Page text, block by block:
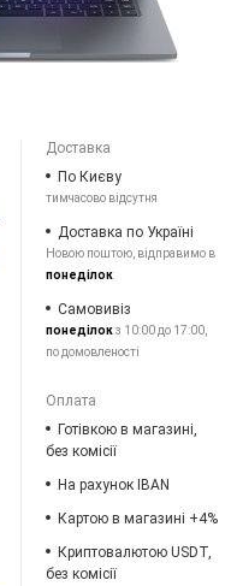
Доставка
По Києву
тимчасово відсутня
Доставка по Україні
Новою поштою, відправимо в
понеділок
Самовивіз
понеділокз 10:00 до 17:00,
по домовленості
Оплата
Готівкою в магазині,
без комісії
На рахунок IBAN
Картою в магазині +4%
Криптовалютою USDT,
без комісії